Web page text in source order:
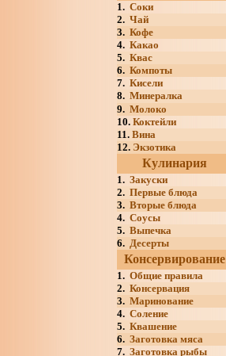
1. Соки
2. Чай
3. Кофе
4. Какао
5. Квас
6. Компоты
7. Кисели
8. Минералка
9. Молоко
10. Коктейли
11. Вина
12. Экзотика
Кулинария
1. Закуски
2. Первые блюда
3. Вторые блюда
4. Соусы
5. Выпечка
6. Десерты
Консервирование
1. Общие правила
2. Консервация
3. Маринование
4. Соление
5. Квашение
6. Заготовка мяса
7. Заготовка рыбы